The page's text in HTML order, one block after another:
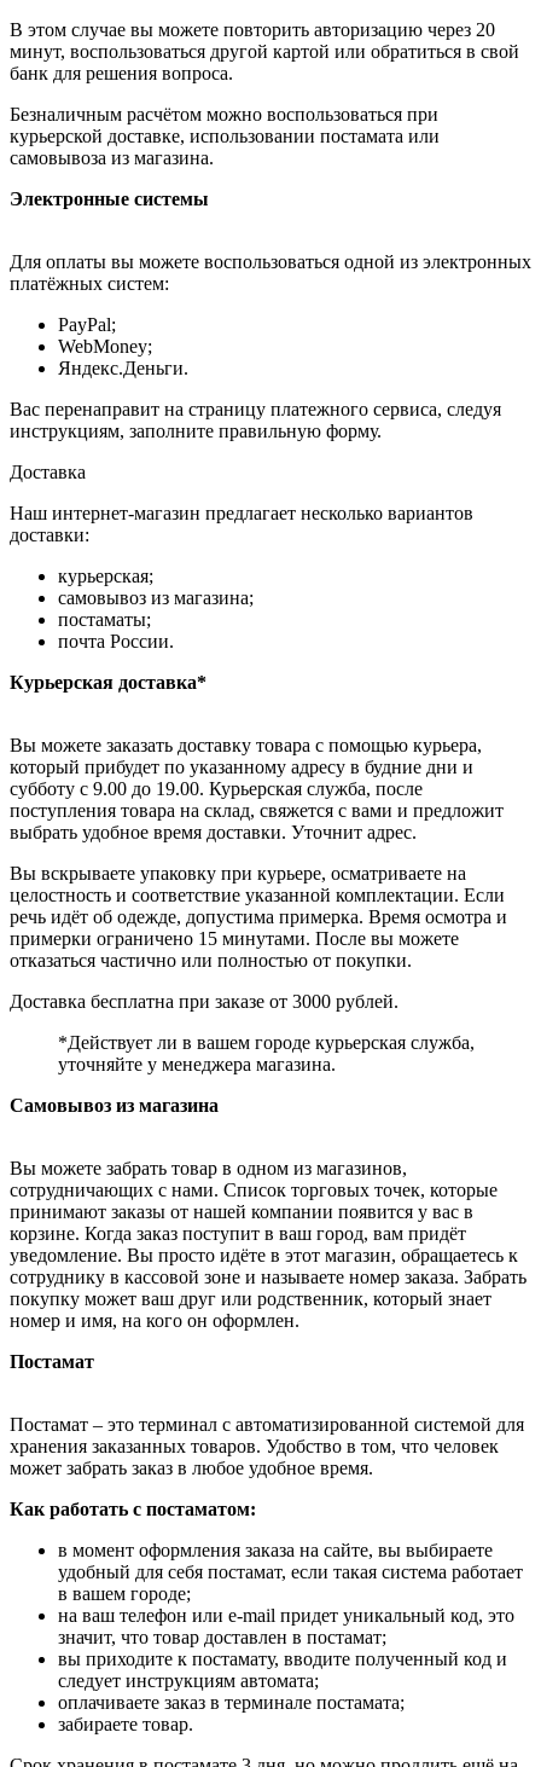
В этом случае вы можете повторить авторизацию через 20
минут, воспользоваться другой картой или обратиться в свой
банк для решения вопроса.
Безналичным расчётом можно воспользоваться при
курьерской доставке, использовании постамата или
самовывоза из магазина.
Электронные системы
Для оплаты вы можете воспользоваться одной из электронных
платёжных систем:
PayPal;
WebMoney;
Яндекс.Деньги.
Вас перенаправит на страницу платежного сервиса, следуя
инструкциям, заполните правильную форму.
Доставка
Наш интернет-магазин предлагает несколько вариантов
доставки:
курьерская;
самовывоз из магазина;
постаматы;
почта России.
Курьерская доставка*
Вы можете заказать доставку товара с помощью курьера,
который прибудет по указанному адресу в будние дни и
субботу с 9.00 до 19.00. Курьерская служба, после
поступления товара на склад, свяжется с вами и предложит
выбрать удобное время доставки. Уточнит адрес.
Вы вскрываете упаковку при курьере, осматриваете на
целостность и соответствие указанной комплектации. Если
речь идёт об одежде, допустима примерка. Время осмотра и
примерки ограничено 15 минутами. После вы можете
отказаться частично или полностью от покупки.
Доставка бесплатна при заказе от 3000 рублей.
*Действует ли в вашем городе курьерская служба,
уточняйте у менеджера магазина.
Самовывоз из магазина
Вы можете забрать товар в одном из магазинов,
сотрудничающих с нами. Список торговых точек, которые
принимают заказы от нашей компании появится у вас в
корзине. Когда заказ поступит в ваш город, вам придёт
уведомление. Вы просто идёте в этот магазин, обращаетесь к
сотруднику в кассовой зоне и называете номер заказа. Забрать
покупку может ваш друг или родственник, который знает
номер и имя, на кого он оформлен.
Постамат
Постамат – это терминал с автоматизированной системой для
хранения заказанных товаров. Удобство в том, что человек
может забрать заказ в любое удобное время.
Как работать с постаматом:
в момент оформления заказа на сайте, вы выбираете
удобный для себя постамат, если такая система работает
в вашем городе;
на ваш телефон или e-mail придет уникальный код, это
значит, что товар доставлен в постамат;
вы приходите к постамату, вводите полученный код и
следует инструкциям автомата;
оплачиваете заказ в терминале постамата;
забираете товар.